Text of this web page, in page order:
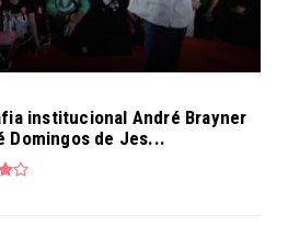
institucional André Brayner
Domingos de Jes...